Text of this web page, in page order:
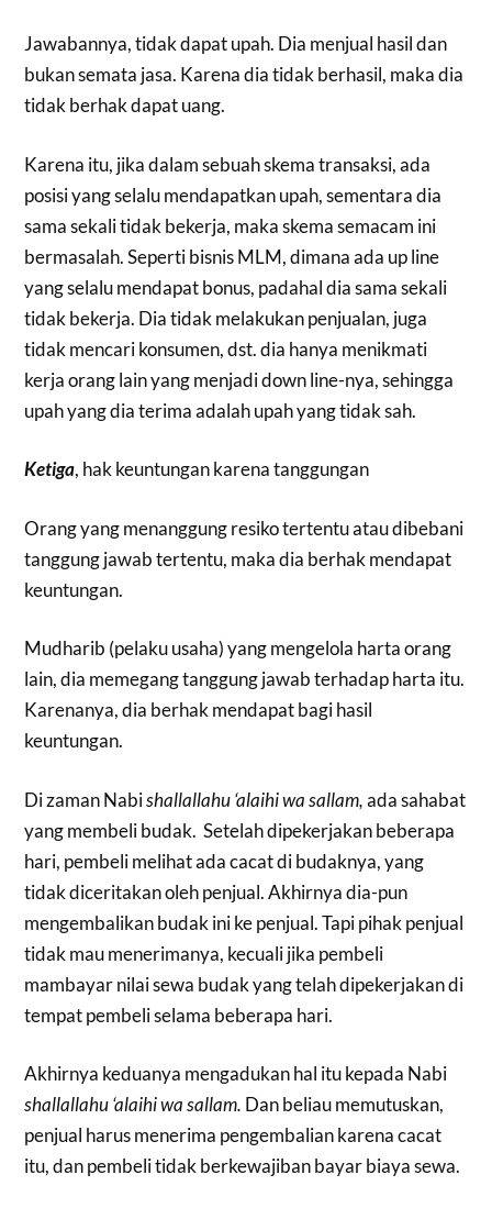
Jawabannya, tidak dapat upah. Dia menjual hasil dan
bukan semata jasa. Karena dia tidak berhasil, maka dia
tidak berhak dapat uang.
Karena itu, jika dalam sebuah skema transaksi, ada
posisi yang selalu mendapatkan upah, sementara dia
sama sekali tidak bekerja, maka skema semacam ini
bermasalah. Seperti bisnis MLM, dimana ada up line
yang selalu mendapat bonus, padahal dia sama sekali
tidak bekerja. Dia tidak melakukan penjualan, juga
tidak mencari konsumen, dst. dia hanya menikmati
kerja orang lain yang menjadi down line-nya, sehingga
upah yang dia terima adalah upah yang tidak sah.
Ketiga, hak keuntungan karena tanggungan
Orang yang menanggung resiko tertentu atau dibebani
tanggung jawab tertentu, maka dia berhak mendapat
keuntungan.
Mudharib (pelaku usaha) yang mengelola harta orang
lain, dia memegang tanggung jawab terhadap harta itu.
Karenanya, dia berhak mendapat bagi hasil
keuntungan.
Di zaman Nabishallallahu ‘alaihi wa sallam,ada sahabat
yang membeli budak. Setelah dipekerjakan beberapa
hari, pembeli melihat ada cacat di budaknya, yang
tidak diceritakan oleh penjual. Akhirnya dia-pun
mengembalikan budak ini ke penjual. Tapi pihak penjual
tidak mau menerimanya, kecuali jika pembeli
mambayar nilai sewa budak yang telah dipekerjakan di
tempat pembeli selama beberapa hari.
Akhirnya keduanya mengadukan hal itu kepada Nabi
shallallahu ‘alaihi wa sallam. Dan beliau memutuskan,
penjual harus menerima pengembalian karena cacat
itu, dan pembeli tidak berkewajiban bayar biaya sewa.